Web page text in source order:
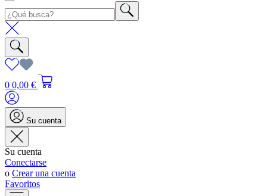
0 0,00 €
Su cuenta
Su cuenta
Conectarse
o Crear una cuenta
Favoritos